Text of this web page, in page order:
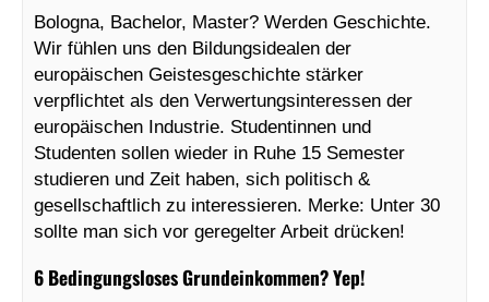
Bologna, Bachelor, Master? Werden Geschichte.
Wir fühlen uns den Bildungsidealen der
europäischen Geistesgeschichte stärker
verpflichtet als den Verwertungsinteressen der
europäischen Industrie. Studentinnen und
Studenten sollen wieder in Ruhe 15 Semester
studieren und Zeit haben, sich politisch &
gesellschaftlich zu interessieren. Merke: Unter 30
sollte man sich vor geregelter Arbeit drücken!
6 Bedingungsloses Grundeinkommen? Yep!